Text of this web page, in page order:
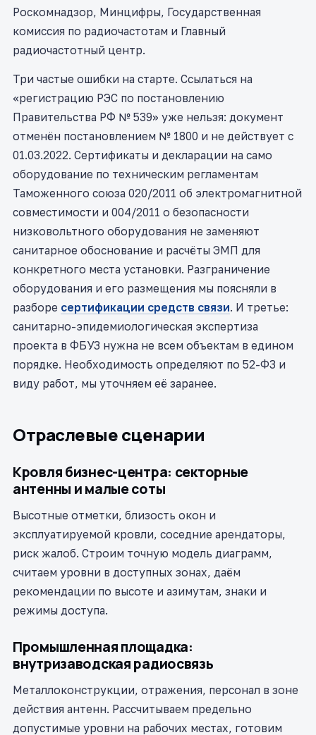
Роскомнадзор, Минцифры, Государственная
комиссия по радиочастотам и Главный
радиочастотный центр.
Три частые ошибки на старте. Ссылаться на
«регистрацию РЭС по постановлению
Правительства РФ № 539» уже нельзя: документ
отменён постановлением № 1800 и не действует с
01.03.2022. Сертификаты и декларации на само
оборудование по техническим регламентам
Таможенного союза 020/2011 об электромагнитной
совместимости и 004/2011 о безопасности
низковольтного оборудования не заменяют
санитарное обоснование и расчёты ЭМП для
конкретного места установки. Разграничение
оборудования и его размещения мы поясняли в
разборе сертификации средств связи. И третье:
санитарно-эпидемиологическая экспертиза
проекта в ФБУЗ нужна не всем объектам в едином
порядке. Необходимость определяют по 52-ФЗ и
виду работ, мы уточняем её заранее.
Отраслевые сценарии
Кровля бизнес-центра: секторные
антенны и малые соты
Высотные отметки, близость окон и
эксплуатируемой кровли, соседние арендаторы,
риск жалоб. Строим точную модель диаграмм,
считаем уровни в доступных зонах, даём
рекомендации по высоте и азимутам, знаки и
режимы доступа.
Промышленная площадка:
внутризаводская радиосвязь
Металлоконструкции, отражения, персонал в зоне
действия антенн. Рассчитываем предельно
допустимые уровни на рабочих местах, готовим